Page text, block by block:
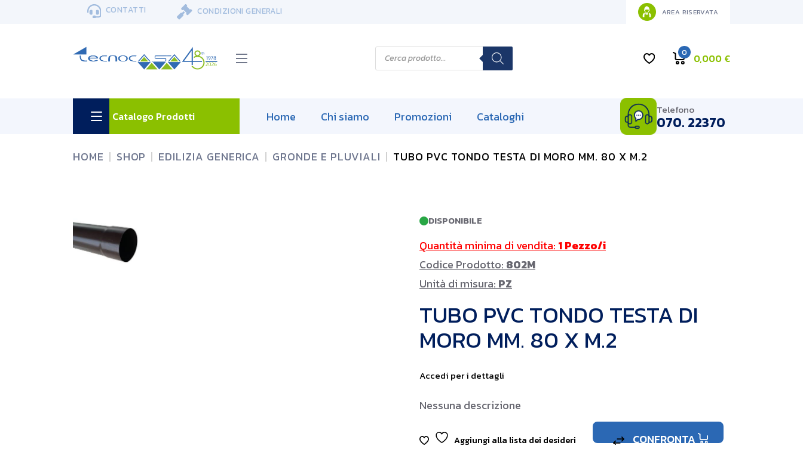
CONTATTI CONDIZIONI GENERALI AREA RISERVATA
P
o
c
0 0,000 €
Catalogo Prodotti Home Chi siamo Promozioni Cataloghi Telefono
070. 22370
HOME SHOP EDILIZIA GENERICA GRONDE E PLUVIALI TUBO PVC TONDO TESTA DI MORO MM. 80 X M.2
DISPONIBILE
Quantità minima di vendita: 1 Pezzo/i
Codice Prodotto: 802M
Unità di misura: PZ
TUBO PVC TONDO TESTA DI
MORO MM. 80 X M.2
Accedi per i dettagli
Nessuna descrizione
Aggiungi alla lista dei desideri CONFRONTA